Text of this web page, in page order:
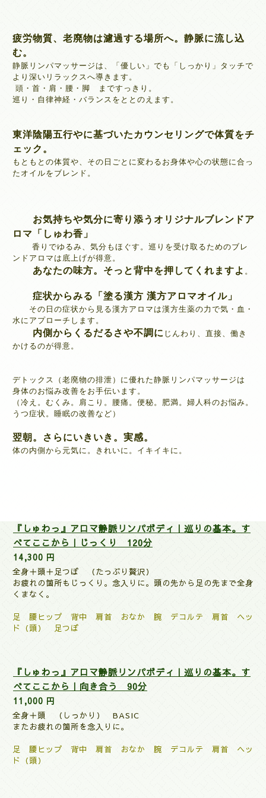
疲労物質、老廃物は濾過する場所へ。静脈に流し込
む。
静脈リンパマッサージは、「優しい」でも「しっかり」タッチで
より深いリラックスへ導きます。
頭・首・肩・腰・脚 まですっきり。
巡り・自律神経・バランスをととのえます。
東洋陰陽五行やに基づいたカウンセリングで体質をチ
ェック。
もともとの体質や、その日ごとに変わるお身体や心の状態に合っ
たオイルを ブレンド。
お気持ちや気分に寄り添うオリジナルブレンドア
ロマ「しゅわ香」
香りでゆるみ、気分もほぐす。巡りを受け取るためのブレ
ンドアロマは底上げが得意。
あなたの味方。そっと背中を押してくれますよ 。
症状からみる「塗る漢方 漢方アロマオイル」
その日の症状から見る漢方アロマは漢方生薬の力で気・血・
水にアプローチします。
内側からくるだるさや不調に じんわり、直接、働き
かけるのが得意。
デトックス（老廃物の排泄）に優れた静脈リンパマッサー ジは
身体のお悩み改善をお手伝います。
（冷え。むくみ。肩こり。腰痛。便秘。肥満。婦人科のお悩み。
うつ症状。睡眠の改善など）
翌朝。さらにいきいき。実感。
体の内側から元気に。きれいに。イキイキに。
『しゅわっ』アロマ静脈リンパボディ｜巡りの基本。す
べてここから｜じっくり 120分
14,300 円
全身＋頭＋足つぼ （たっぷり贅沢）
お疲れの箇所もじっくり。念入りに。頭の先から足の先まで全身
くまなく。
足 腰ヒップ 背中 肩首 おなか 腕 デコルテ 肩首 ヘッ
ド（頭） 足つぼ
『しゅわっ』アロマ静脈リンパボディ｜巡りの基本。す
べてここから｜向き合う 90分
11,000 円
全身＋頭 （しっかり） BASIC
またお疲れの箇所を念入りに。
足 腰ヒップ 背中 肩首 おなか 腕 デコルテ 肩首 ヘッ
ド（頭）